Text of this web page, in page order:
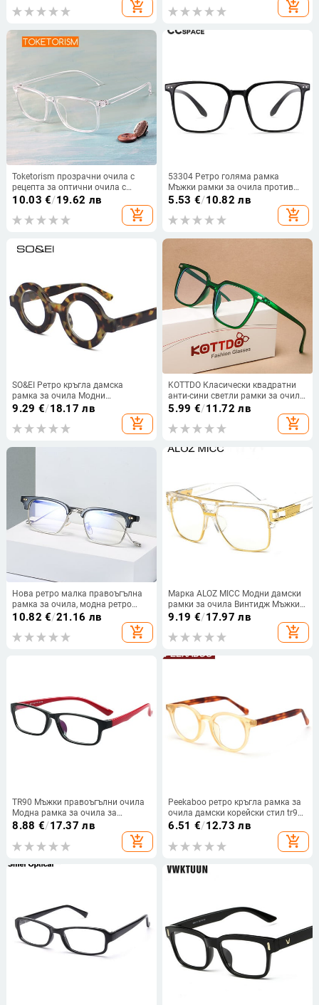
Декоративни очила
add_shopping_cart
Декоративна рамка за очила за
add_shopping_cart
Toketorism прозрачни очила с
рецепта за оптични очила с
рамка за мъже и жени 2142
10.03 €/19.62 лв
add_shopping_cart
53304 Ретро голяма рамка
Мъжки рамки за очила против
синя светлина Оптични дамски
TR90 Модни компютърни очила
5.53 €/10.82 лв
add_shopping_cart
SO&EI Ретро кръгла дамска
рамка за очила Модни
леопардови шампанско очила
Прозрачна анти-Blu-Ray мъжка
оптична рамка Компютърни
9.29 €/18.17 лв
add_shopping_cart
KOTTDO Класически квадратни
анти-сини светли рамки за очила
Прозрачни прозрачни за мъже
Винтидж пластмасови рамки за
очила за жени
5.99 €/11.72 лв
add_shopping_cart
Нова ретро малка правоъгълна
рамка за очила, модна ретро
метална рамка, анти-сини очила
за мъже, жени, малки квадратни
слънчеви очила, мъж
10.82 €/21.16 лв
add_shopping_cart
Марка ALOZ MICC Модни дамски
рамки за очила Винтидж Мъжки
големи очила с прозрачни
стъкла Мъжки рамки за очила
Ацетатни очила Q15
9.19 €/17.97 лв
add_shopping_cart
TR90 Мъжки правоъгълни очила
Модна рамка за очила за
мултифокални диоптрични лещи
8.88 €/17.37 лв
add_shopping_cart
Peekaboo ретро кръгла рамка за
очила дамски корейски стил tr90
оптични очила мъжки прозрачни
лещи ацетатно сиво високо
качество унисекс
6.51 €/12.73 лв
add_shopping_cart